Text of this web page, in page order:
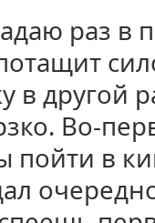
раз в
в другой
Во-
пойти в